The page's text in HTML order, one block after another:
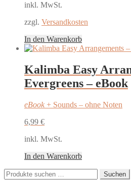
inkl. MwSt.
zzgl. Versandkosten
In den Warenkorb
Kalimba Easy
Evergreens – eBook
eBook + Sounds – ohne Noten
6,99 €
inkl. MwSt.
In den Warenkorb
Suchen
Suchen